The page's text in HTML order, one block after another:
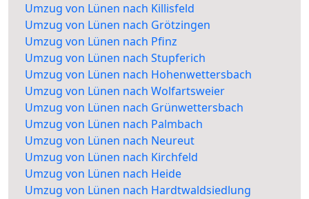
Umzug von Lünen nach Killisfeld
Umzug von Lünen nach Grötzingen
Umzug von Lünen nach Pfinz
Umzug von Lünen nach Stupferich
Umzug von Lünen nach Hohenwettersbach
Umzug von Lünen nach Wolfartsweier
Umzug von Lünen nach Grünwettersbach
Umzug von Lünen nach Palmbach
Umzug von Lünen nach Neureut
Umzug von Lünen nach Kirchfeld
Umzug von Lünen nach Heide
Umzug von Lünen nach Hardtwaldsiedlung